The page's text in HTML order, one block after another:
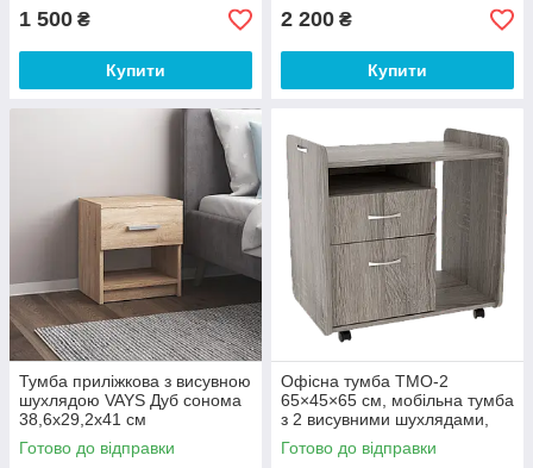
1 500 ₴
Купити
2 200 ₴
Купити
Тумба приліжкова з висувною
шухлядою VAYS Дуб сонома
38,6х29,2х41 см
Готово до відправки
Офісна тумба ТМО-2
65×45×65 см, мобільна тумба
з 2 висувними шухлядами,
відкритою полицею та
коліщатками, Дуб трюфель
Готово до відправки